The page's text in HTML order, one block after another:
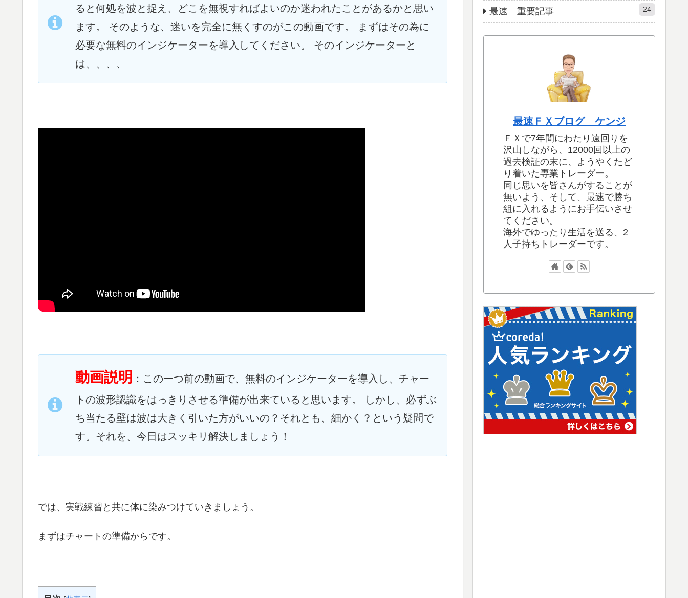
ると何処を波と捉え、どこを無視すればよいのか迷われたことがあるかと思い
ます。 そのような、迷いを完全に無くすのがこの動画です。 まずはその為に
必要な無料のインジケーターを導入してください。 そのインジケーターと
は、、、、
動画説明 ：この一つ前の動画で、無料のインジケーターを導入し、チャー
トの波形認識をはっきりさせる準備が出来ていると思います。 しかし、必ずぶ
ち当たる壁は波は大きく引いた方がいいの？それとも、細かく？という疑問で
す。それを、今日はスッキリ解決しましょう！
では、実戦練習と共に体に染みつけていきましょう。
まずはチャートの準備からです。
最速 重要記事 24
最速ＦＸブログ ケンジ
ＦＸで7年間にわたり遠回りを
沢山しながら、12000回以上の
過去検証の末に、ようやくたど
り着いた専業トレーダー。
同じ思いを皆さんがすることが
無いよう、そして、最速で勝ち
組に入れるようにお手伝いさせ
てください。
海外でゆったり生活を送る、2
人子持ちトレーダーです。